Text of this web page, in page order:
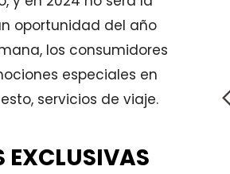
oportunidad del año
los consumidores
especiales en
servicios de viaje.
EXCLUSIVAS
¿Cuáles son las razones para viajar
¡TRANQUILIDAD!
La verdad es que sí, estar
cubierto por cualquier tipo de
sentir tranquilos. Y no solo a